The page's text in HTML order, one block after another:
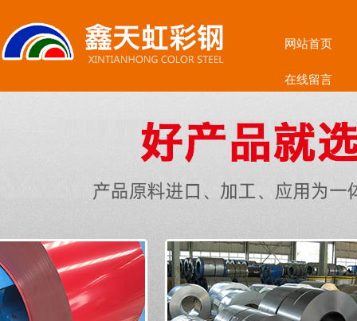
网站首页
在线留言